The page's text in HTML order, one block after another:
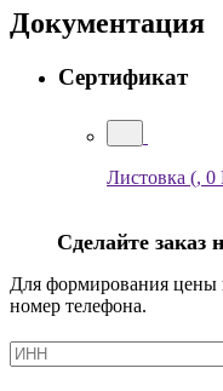
Документация
Сертификат
Листовка (, 0
Сделайте заказ
Для формирования цены
номер телефона.